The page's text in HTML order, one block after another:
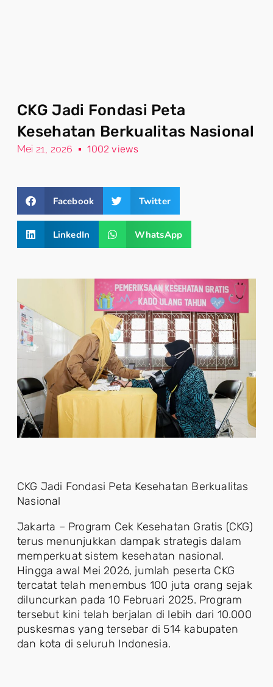
CKG Jadi Fondasi Peta
Kesehatan Berkualitas Nasional
Mei 21, 2026 1002 views
Facebook Twitter
LinkedIn WhatsApp
CKG Jadi Fondasi Peta Kesehatan Berkualitas
Nasional
Jakarta – Program Cek Kesehatan Gratis (CKG)
terus menunjukkan dampak strategis dalam
memperkuat sistem kesehatan nasional.
Hingga awal Mei 2026, jumlah peserta CKG
tercatat telah menembus 100 juta orang sejak
diluncurkan pada 10 Februari 2025. Program
tersebut kini telah berjalan di lebih dari 10.000
puskesmas yang tersebar di 514 kabupaten
dan kota di seluruh Indonesia.